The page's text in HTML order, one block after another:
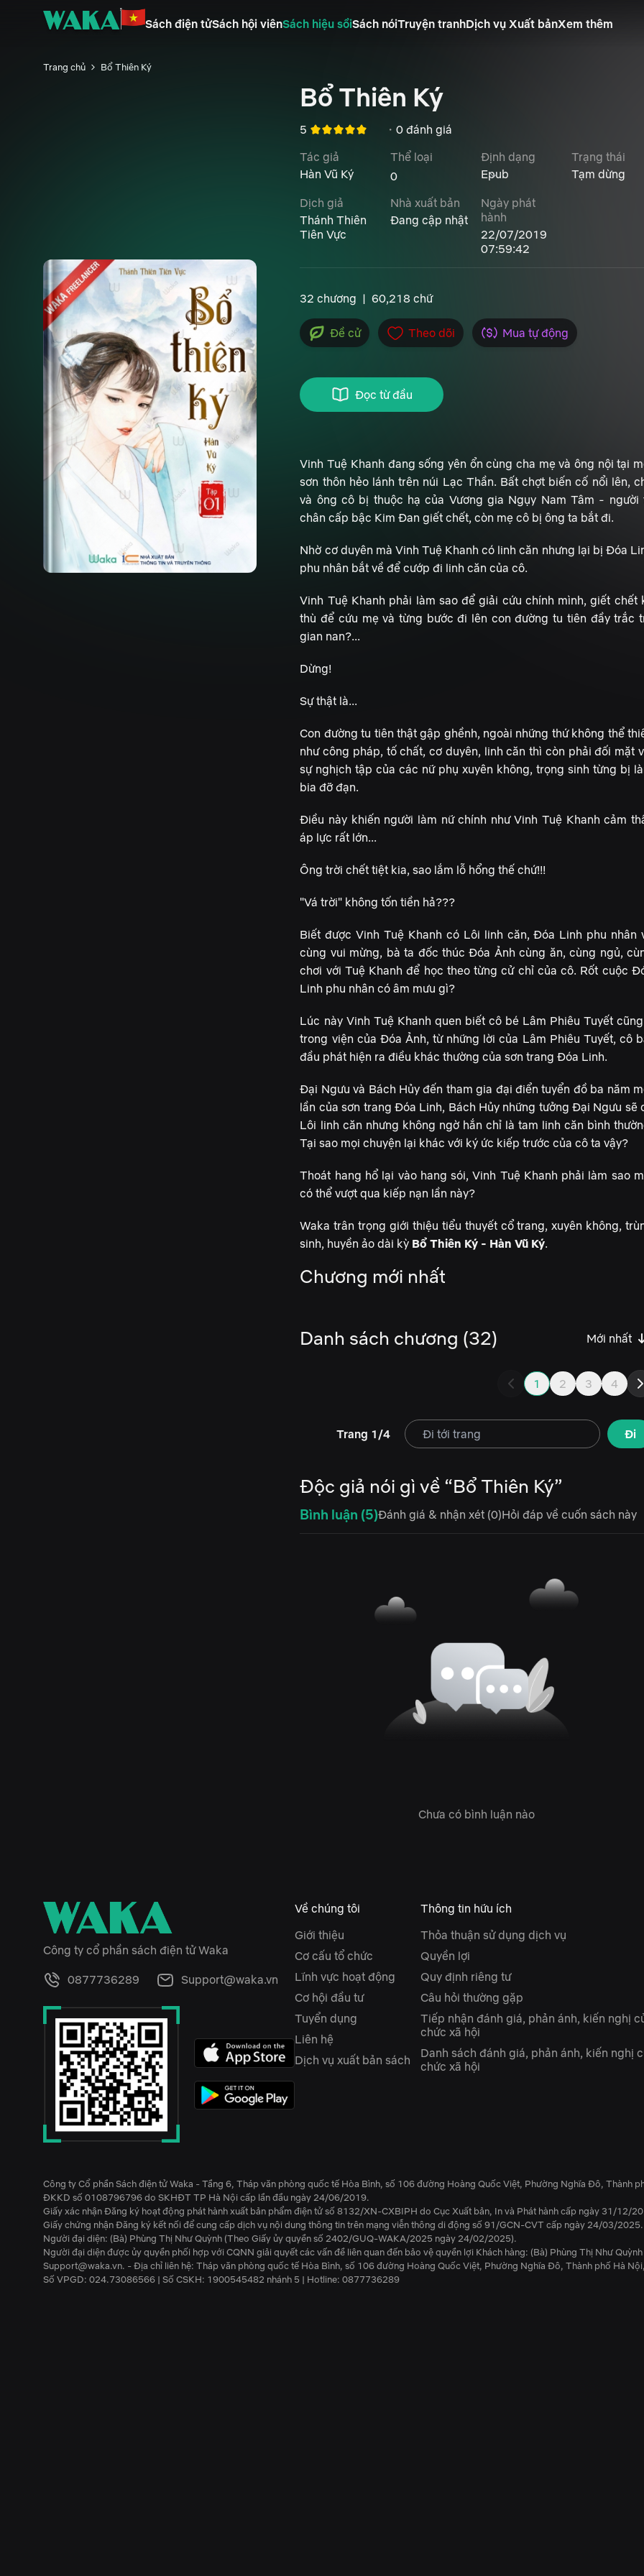
Sách điện tửSách hội viênSách hiệu sồiSách nóiTruyện tranhDịch vụ Xuất bảnXem thêm
Trang chủ Bổ Thiên Ký
Bổ Thiên Ký
5 ・0 đánh giá
Tác giả
Hàn Vũ Ký
Thể loại
Định dạng
Epub
Trạng thái
Tạm dừng
Dịch giả
Thánh Thiên
Tiên Vực
Nhà xuất bản
Đang cập nhật
Ngày phát
hành
22/07/2019
07:59:42
32 chương | 60,218 chữ
Đề cử Theo dõi Mua tự động
Đọc từ đầu
Vinh Tuệ Khanh đang sống yên ổn cùng cha mẹ và ông nội tại
sơn thôn hẻo lánh trên núi Lạc Thần. Bất chợt biến cố nổi lên,
và ông cô bị thuộc hạ của Vương gia Ngụy Nam Tâm - người
chân cấp bậc Kim Đan giết chết, còn mẹ cô bị ông ta bắt đi.
Nhờ cơ duyên mà Vinh Tuệ Khanh có linh căn nhưng lại bị Đóa
phu nhân bắt về để cướp đi linh căn của cô.
Vinh Tuệ Khanh phải làm sao để giải cứu chính mình, giết chết
thù để cứu mẹ và từng bước đi lên con đường tu tiên đầy trắc
gian nan?...
Dừng!
Sự thật là...
Con đường tu tiên thật gập ghềnh, ngoài những thứ không thể
như công pháp, tố chất, cơ duyên, linh căn thì còn phải đối mặt
sự nghịch tập của các nữ phụ xuyên không, trọng sinh từng bị
bia đỡ đạn.
Điều này khiến người làm nữ chính như Vinh Tuệ Khanh cảm
áp lực rất lớn...
Ông trời chết tiệt kia, sao lắm lỗ hổng thế chứ!!!
"Vá trời" không tốn tiền hả???
Biết được Vinh Tuệ Khanh có Lôi linh căn, Đóa Linh phu nhân
cùng vui mừng, bà ta đốc thúc Đóa Ảnh cùng ăn, cùng ngủ,
chơi với Tuệ Khanh để học theo từng cử chỉ của cô. Rốt cuộc
Linh phu nhân có âm mưu gì?
Lúc này Vinh Tuệ Khanh quen biết cô bé Lâm Phiêu Tuyết
trong viện của Đóa Ảnh, từ những lời của Lâm Phiêu Tuyết, cô
đầu phát hiện ra điều khác thường của sơn trang Đóa Linh.
Đại Ngưu và Bách Hủy đến tham gia đại điển tuyển đồ ba năm
lần của sơn trang Đóa Linh, Bách Hủy những tưởng Đại Ngưu sẽ
Lôi linh căn nhưng không ngờ hắn chỉ là tam linh căn bình
Tại sao mọi chuyện lại khác với ký ức kiếp trước của cô ta vậy?
Thoát hang hổ lại vào hang sói, Vinh Tuệ Khanh phải làm sao
có thể vượt qua kiếp nạn lần này?
Waka trân trọng giới thiệu tiểu thuyết cổ trang, xuyên không,
sinh, huyền ảo dài kỳ Bổ Thiên Ký - Hàn Vũ Ký.
Chương mới nhất
Danh sách chương (32) Mới nhất
1 2 3 4
Trang 1/4 Đi
Độc giả nói gì về “Bổ Thiên Ký”
Bình luận (5)Đánh giá & nhận xét (0)Hỏi đáp về cuốn sách này
Chưa có bình luận nào
Công ty cổ phần sách điện tử Waka
0877736289 Support@waka.vn
Về chúng tôi
Giới thiệu
Cơ cấu tổ chức
Lĩnh vực hoạt động
Cơ hội đầu tư
Tuyển dụng
Liên hệ
Dịch vụ xuất bản sách
Thông tin hữu ích
Thỏa thuận sử dụng dịch vụ
Quyền lợi
Quy định riêng tư
Câu hỏi thường gặp
Tiếp nhận đánh giá, phản ánh, kiến nghị
chức xã hội
Danh sách đánh giá, phản ánh, kiến nghị
chức xã hội
Công ty Cổ phần Sách điện tử Waka - Tầng 6, Tháp văn phòng quốc tế Hòa Bình, số 106 đường Hoàng Quốc Việt, Phường Nghĩa Đô, Thành
ĐKKD số 0108796796 do SKHĐT TP Hà Nội cấp lần đầu ngày 24/06/2019.
Giấy xác nhận Đăng ký hoạt động phát hành xuất bản phẩm điện tử số 8132/XN-CXBIPH do Cục Xuất bản, In và Phát hành cấp ngày 31/12/
Giấy chứng nhận Đăng ký kết nối để cung cấp dịch vụ nội dung thông tin trên mạng viễn thông di động số 91/GCN-CVT cấp ngày 24/03/2025.
Người đại diện: (Bà) Phùng Thị Như Quỳnh (Theo Giấy ủy quyền số 2402/GUQ-WAKA/2025 ngày 24/02/2025).
Người đại diện được ủy quyền phối hợp với CQNN giải quyết các vấn đề liên quan đến bảo vệ quyền lợi Khách hàng: (Bà) Phùng Thị Như
Support@waka.vn. - Địa chỉ liên hệ: Tháp văn phòng quốc tế Hòa Bình, số 106 đường Hoàng Quốc Việt, Phường Nghĩa Đô, Thành phố Hà
Số VPGD: 024.73086566 | Số CSKH: 1900545482 nhánh 5 | Hotline: 0877736289